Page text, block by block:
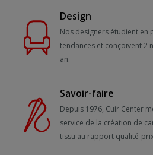
Design
Nos designers étudient en
tendances et conçoivent 2
an.
Savoir-faire
Depuis 1976, Cuir Center
service de la création de
tissu au rapport qualité-